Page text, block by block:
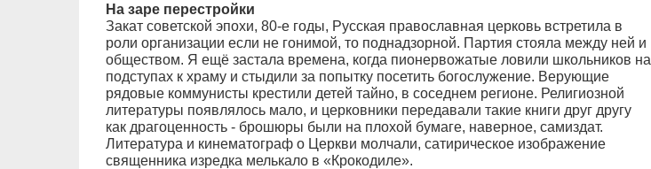
На заре перестройки
Закат советской эпохи, 80-е годы, Русская православная церковь встретила в
роли организации если не гонимой, то поднадзорной. Партия стояла между ней и
обществом. Я ещё застала времена, когда пионервожатые ловили школьников на
подступах к храму и стыдили за попытку посетить богослужение. Верующие
рядовые коммунисты крестили детей тайно, в соседнем регионе. Религиозной
литературы появлялось мало, и церковники передавали такие книги друг другу
как драгоценность - брошюры были на плохой бумаге, наверное, самиздат.
Литература и кинематограф о Церкви молчали, сатирическое изображение
священника изредка мелькало в «Крокодиле».